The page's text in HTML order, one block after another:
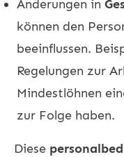
Änderungen in
können den
beeinflussen.
Regelungen zur
Mindestlöhnen
zur Folge haben.
Diese